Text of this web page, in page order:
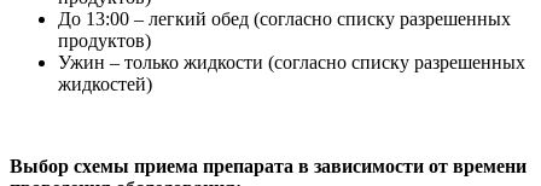
До 13:00 – легкий обед (согласно списку разрешенных
продуктов)
Ужин – только жидкости (согласно списку разрешенных
жидкостей)
Выбор схемы приема препарата в зависимости от времени